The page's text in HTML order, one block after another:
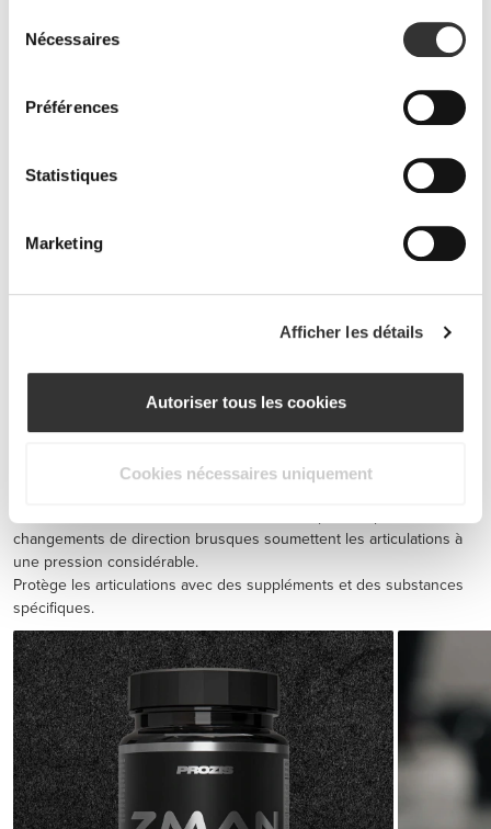
Nécessaires
Préférences
Statistiques
Marketing
Afficher les détails
Autoriser tous les cookies
Cookies nécessaires uniquement
Les suppléments de whey protéine et d'acides aminés sont la clé
BCAA 8:1:1 180 tabs €19.99
changements de direction brusques soumettent les articulations à
une pression considérable.
Protège les articulations avec des suppléments et des substances
spécifiques.